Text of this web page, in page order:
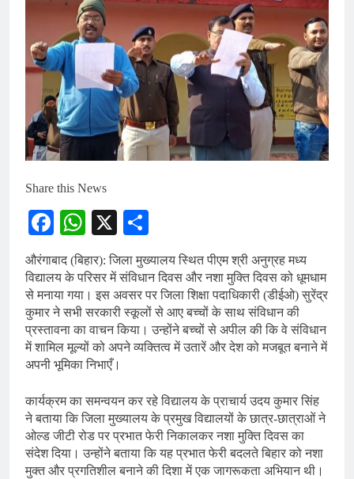
Share this News
Facebook
WhatsApp
X
औरंगाबाद (बिहार): जिला मुख्यालय स्थित पीएम श्री अनुग्रह मध्य
विद्यालय के परिसर में संविधान दिवस और नशा मुक्ति दिवस को धूमधाम
से मनाया गया। इस अवसर पर जिला शिक्षा पदाधिकारी (डीईओ) सुरेंद्र
कुमार ने सभी सरकारी स्कूलों से आए बच्चों के साथ संविधान की
प्रस्तावना का वाचन किया। उन्होंने बच्चों से अपील की कि वे संविधान
में शामिल मूल्यों को अपने व्यक्तित्व में उतारें और देश को मजबूत बनाने में
अपनी भूमिका निभाएँ।
कार्यक्रम का समन्वयन कर रहे विद्यालय के प्राचार्य उदय कुमार सिंह
ने बताया कि जिला मुख्यालय के प्रमुख विद्यालयों के छात्र-छात्राओं ने
ओल्ड जीटी रोड पर प्रभात फेरी निकालकर नशा मुक्ति दिवस का
संदेश दिया। उन्होंने बताया कि यह प्रभात फेरी बदलते बिहार को नशा
मुक्त और प्रगतिशील बनाने की दिशा में एक जागरूकता अभियान थी।